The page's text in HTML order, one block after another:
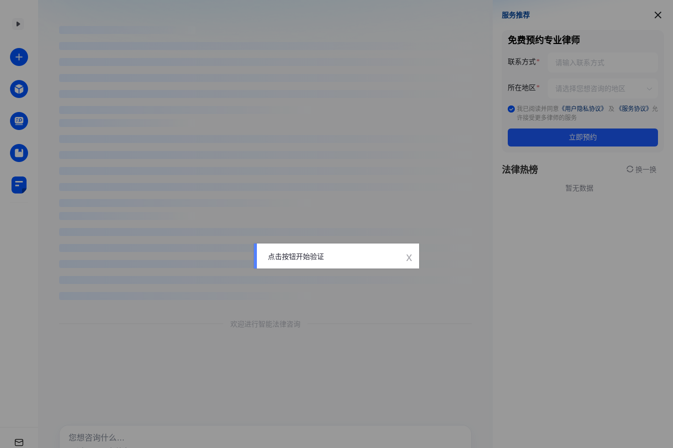
欢迎进行智能法律咨询
服务推荐
服务推荐
免费预约专业律师
联系方式
所在地区
我已阅读并同意 《用户隐私协议》 及 《服务协议》 允
许接受更多律师的服务
立即预约
法律热榜 换一换
暂无数据
点击按钮开始验证 x